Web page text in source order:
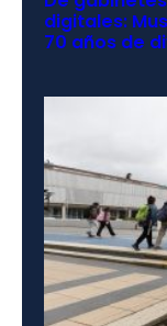
digitales:
70 años de